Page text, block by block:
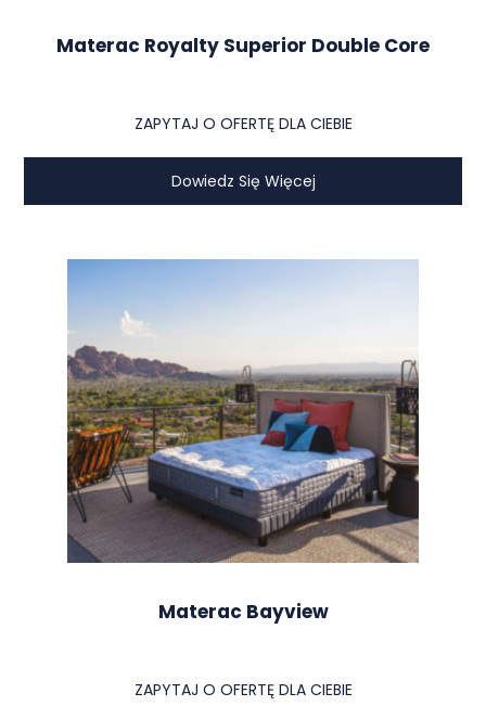
Materac Royalty Superior Double Core
ZAPYTAJ O OFERTĘ DLA CIEBIE
Dowiedz Się Więcej
Materac Bayview
ZAPYTAJ O OFERTĘ DLA CIEBIE